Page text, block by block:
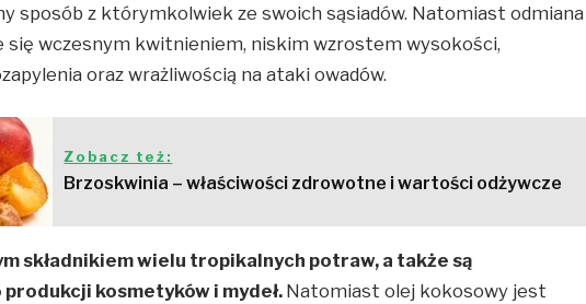
sposób z którymkolwiek ze swoich sąsiadów. Natomiast odmiana
się wczesnym kwitnieniem, niskim wzrostem wysokości,
oraz wrażliwością na ataki owadów.
Zobacz też:
Brzoskwinia – właściwości zdrowotne i wartości odżywcze
składnikiem wielu tropikalnych potraw, a także są
kosmetyków i mydeł. Natomiast olej kokosowy jest